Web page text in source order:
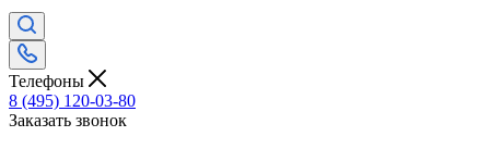
Телефоны
8 (495) 120-03-80
Заказать звонок